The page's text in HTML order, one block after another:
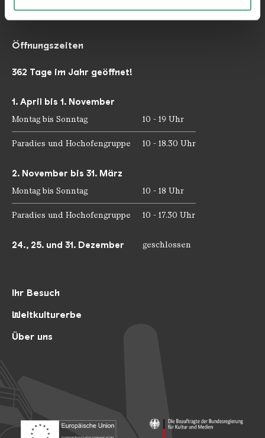
weiteren Daten zusammen, die Sie ihnen bereitgestellt
gesammelt haben.
Ihr Besuch
Weltkulturerbe
Über uns
Öffnungszeiten
362 Tage im Jahr geöffnet!
1. April bis 1. November
Montag bis Sonntag 10 - 19 Uhr
Paradies und Hochofengruppe 10 - 18.30 Uhr
2. November bis 31. März
Montag bis Sonntag 10 - 18 Uhr
Paradies und Hochofengruppe 10 - 17.30 Uhr
24., 25. und 31. Dezember geschlossen